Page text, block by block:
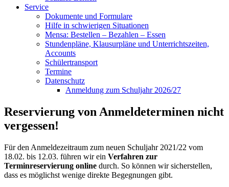
Service
Dokumente und Formulare
Hilfe in schwierigen Situationen
Mensa: Bestellen – Bezahlen – Essen
Stundenpläne, Klausurpläne und Unterrichtszeiten,
Accounts
Schülertransport
Termine
Datenschutz
Anmeldung zum Schuljahr 2026/27
Reservierung von Anmeldeterminen nicht
vergessen!
Für den Anmeldezeitraum zum neuen Schuljahr 2021/22 vom
18.02. bis 12.03. führen wir ein Verfahren zur
Terminreservierung online durch. So können wir sicherstellen,
dass es möglichst wenige direkte Begegnungen gibt.